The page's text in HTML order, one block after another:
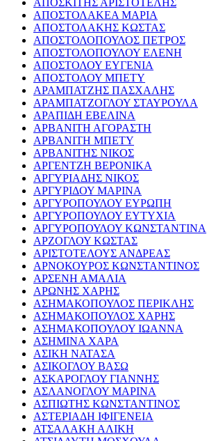
ΑΠΟΣΚΙΤΗΣ ΑΡΙΣΤΟΤΕΛΗΣ
ΑΠΟΣΤΟΛΑΚΕΑ ΜΑΡΙΑ
ΑΠΟΣΤΟΛΑΚΗΣ ΚΩΣΤΑΣ
ΑΠΟΣΤΟΛΟΠΟΥΛΟΣ ΠΕΤΡΟΣ
ΑΠΟΣΤΟΛΟΠΟΥΛΟΥ ΕΛΕΝΗ
ΑΠΟΣΤΟΛΟΥ ΕΥΓΕΝΙΑ
ΑΠΟΣΤΟΛΟΥ ΜΠΕΤΥ
ΑΡΑΜΠΑΤΖΗΣ ΠΑΣΧΑΛΗΣ
ΑΡΑΜΠΑΤΖΟΓΛΟΥ ΣΤΑΥΡΟΥΛΑ
ΑΡΑΠΙΔΗ ΕΒΕΛΙΝΑ
ΑΡΒΑΝΙΤΗ ΑΓΟΡΑΣΤΗ
ΑΡΒΑΝΙΤΗ ΜΠΕΤΥ
ΑΡΒΑΝΙΤΗΣ ΝΙΚΟΣ
ΑΡΓΕΝΤΖΗ ΒΕΡΟΝΙΚΑ
ΑΡΓΥΡΙΑΔΗΣ ΝΙΚΟΣ
ΑΡΓΥΡΙΔΟΥ ΜΑΡΙΝΑ
ΑΡΓΥΡΟΠΟΥΛΟΥ ΕΥΡΩΠΗ
ΑΡΓΥΡΟΠΟΥΛΟΥ ΕΥΤΥΧΙΑ
ΑΡΓΥΡΟΠΟΥΛΟΥ ΚΩΝΣΤΑΝΤΙΝΑ
ΑΡΖΟΓΛΟΥ ΚΩΣΤΑΣ
ΑΡΙΣΤΟΤΕΛΟΥΣ ΑΝΔΡΕΑΣ
ΑΡΝΟΚΟΥΡΟΣ ΚΩΝΣΤΑΝΤΙΝΟΣ
ΑΡΣΕΝΗ ΑΜΑΛΙΑ
ΑΡΩΝΗΣ ΧΑΡΗΣ
ΑΣΗΜΑΚΟΠΟΥΛΟΣ ΠΕΡΙΚΛΗΣ
ΑΣΗΜΑΚΟΠΟΥΛΟΣ ΧΑΡΗΣ
ΑΣΗΜΑΚΟΠΟΥΛΟΥ ΙΩΑΝΝΑ
ΑΣΗΜΙΝΑ ΧΑΡΑ
ΑΣΙΚΗ ΝΑΤΑΣΑ
ΑΣΙΚΟΓΛΟΥ ΒΑΣΩ
ΑΣΚΑΡΟΓΛΟΥ ΓΙΑΝΝΗΣ
ΑΣΛΑΝΟΓΛΟΥ ΜΑΡΙΝΑ
ΑΣΠΙΩΤΗΣ ΚΩΝΣΤΑΝΤΙΝΟΣ
ΑΣΤΕΡΙΑΔΗ ΙΦΙΓΕΝΕΙΑ
ΑΤΣΑΛΑΚΗ ΑΛΙΚΗ